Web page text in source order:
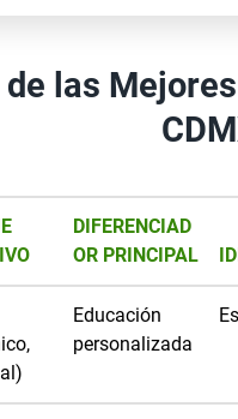
las
DIFERENCIAD
OR PRINCIPAL
Educación
personalizada